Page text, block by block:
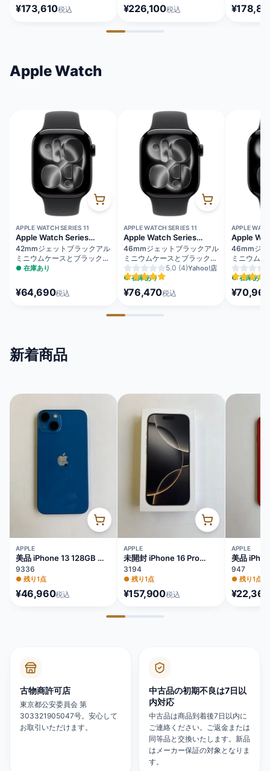
タニウム SIMフリー
[MYMY3J/A]
¥173,610税込
ジ SIMフリー [MFY94J/A]
¥226,100税込
Apple Watch
APPLE WATCH SERIES 11
Apple Watch Series
11（GPSモデル）
42mmジェットブラックアル
ミニウムケースとブラックス
ポーツバンド - M/L
● 在庫あり
¥64,690税込
APPLE WATCH SERIES 11
Apple Watch Series
11（GPS + Cellularモデ
ル）
46mmジェットブラックアル
ミニウムケースとブラックス
ポーツバンド - S/M
MFC24J/A
5.0 (4)Yahoo!店
●在庫あり
¥76,470税込
APPLE
Apple
11（GPS
46mmジェ
ミニウム
ポーツバ
MEUX4J/A
●在庫あり
¥70,960
新着商品
APPLE
美品 iPhone 13 128GB ブ
ルー バッテリー84%
MLNG3J/A
9336
● 残り1点
¥46,960税込
APPLE
未開封 iPhone 16 Pro
128GB ナチュラルチタニ
ウム バッテリー100%
MYMY3J/A
3194
● 残り1点
¥157,900税込
APPLE
美品
64GB レ
81%
947
● 残り1点
¥22,360
古物商許可店
東京都公安委員会 第
303321905047号。安心して
お取引いただけます。
中古品の初期不良は7日以
内対応
中古品は商品到着後7日以内に
ご連絡ください。ご返金または
同等品と交換いたします。新品
はメーカー保証の対象となりま
す。